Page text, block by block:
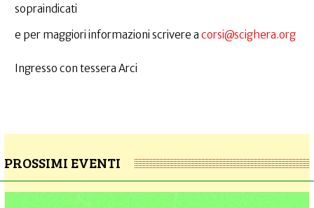
sopraindicati
e per maggiori informazioni scrivere a corsi@scighera.org
Ingresso con tessera Arci
PROSSIMI EVENTI